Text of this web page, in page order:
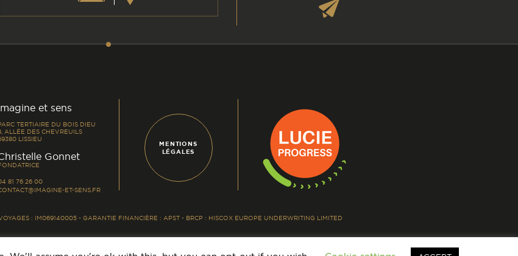
et sens
TERTIAIRE DU BOIS DIEU
ALLÉE DES CHEVREUILS
LISSIEU
Gonnet-
81 76 26 00
ET-SENS.FR
MENTIONS
LÉGALES
: IM069140005 - GARANTIE FINANCIÈRE : APST - BRCP : HISCOX EUROPE UNDERWRITING LIMITED